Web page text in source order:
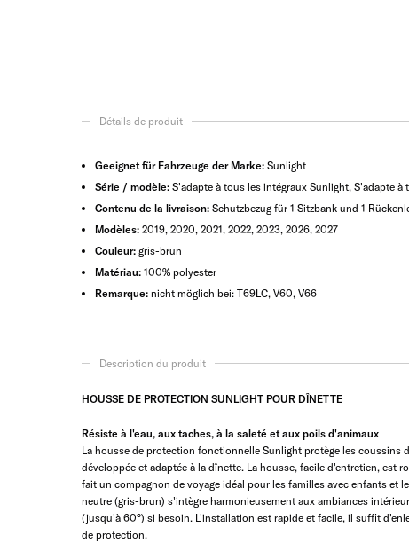
Détails de produit
Geeignet für Fahrzeuge der Marke: Sunlight
Série / modèle: S'adapte à tous les intégraux Sunlight, S'adapte
Contenu de la livraison: Schutzbezug für 1 Sitzbank und 1
Modèles: 2019, 2020, 2021, 2022, 2023, 2026, 2027
Couleur: gris-brun
Matériau: 100% polyester
Remarque: nicht möglich bei: T69LC, V60, V66
Description du produit
HOUSSE DE PROTECTION SUNLIGHT POUR DÎNETTE
Résiste à l'eau, aux taches, à la saleté et aux poils d'animaux
La housse de protection fonctionnelle Sunlight protège les coussins
développée et adaptée à la dînette. La housse, facile d'entretien, est
fait un compagnon de voyage idéal pour les familles avec enfants et
neutre (gris-brun) s'intègre harmonieusement aux ambiances
(jusqu'à 60°) si besoin. L'installation est rapide et facile, il suffit
de protection.